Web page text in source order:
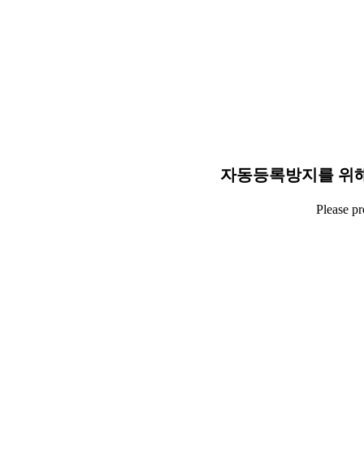
자동등록방지를 위
Please